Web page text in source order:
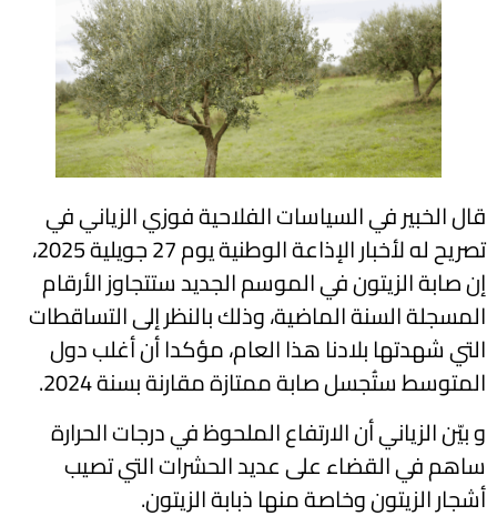
قال الخبير في السياسات الفلاحية فوزي الزياني في
تصريح له لأخبار الإذاعة الوطنية يوم 27 جويلية 2025،
إن صابة الزيتون في الموسم الجديد ستتجاوز الأرقام
المسجلة السنة الماضية، وذلك بالنظر إلى التساقطات
التي شهدتها بلادنا هذا العام، مؤكدا أن أغلب دول
المتوسط ستُجسل صابة ممتازة مقارنة بسنة 2024.
و بيّن الزياني أن الارتفاع الملحوظ في درجات الحرارة
ساهم في القضاء على عديد الحشرات التي تصيب
أشجار الزيتون وخاصة منها ذبابة الزيتون.